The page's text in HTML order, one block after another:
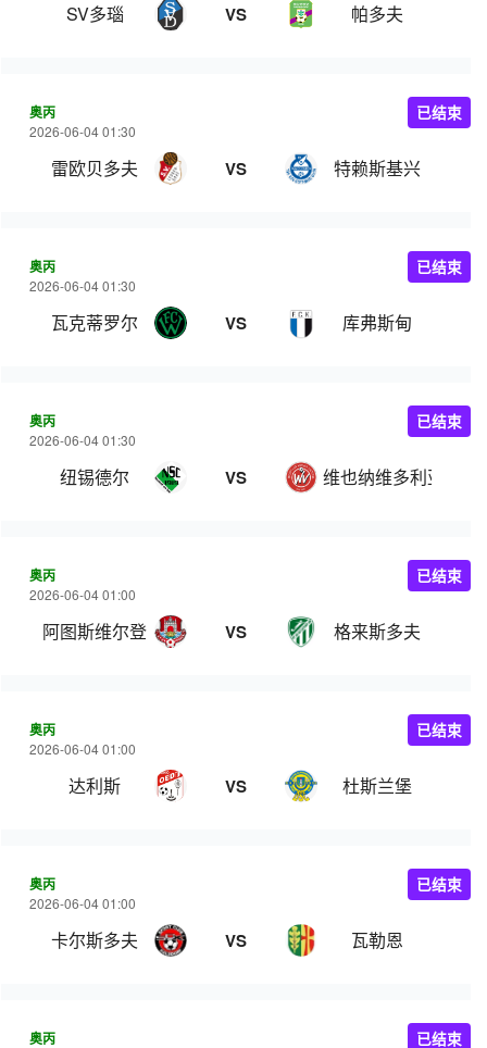
SV多瑙 VS 帕多夫
奥丙
2026-06-04 01:30
雷欧贝多夫 VS 特赖斯基兴
已结束
奥丙
2026-06-04 01:30
瓦克蒂罗尔 VS 库弗斯甸
已结束
奥丙
2026-06-04 01:30
纽锡德尔 VS 维也纳维多利亚
已结束
奥丙
2026-06-04 01:00
阿图斯维尔登 VS 格来斯多夫
已结束
奥丙
2026-06-04 01:00
达利斯 VS 杜斯兰堡
已结束
奥丙
2026-06-04 01:00
卡尔斯多夫 VS 瓦勒恩
已结束
奥丙 已结束